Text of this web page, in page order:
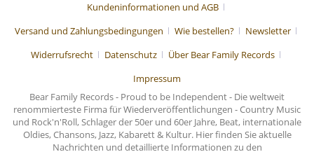
Kundeninformationen und AGB
Versand und Zahlungsbedingungen
Wie bestellen?
Newsletter
Widerrufsrecht
Datenschutz
Über Bear Family Records
Impressum
Bear Family Records - Proud to be Independent - Die weltweit
renommierteste Firma für Wiederveröffentlichungen - Country Music
und Rock'n'Roll, Schlager der 50er und 60er Jahre, Beat, internationale
Oldies, Chansons, Jazz, Kabarett & Kultur. Hier finden Sie aktuelle
Nachrichten und detaillierte Informationen zu den